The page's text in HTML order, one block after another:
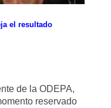
el resultado
de la ODEPA,
reservado